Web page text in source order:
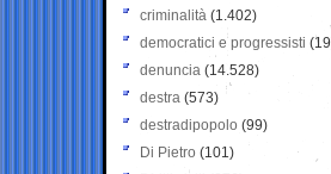
criminalità (1.402)
democratici e progressisti
denuncia (14.528)
destra (573)
destradipopolo (99)
Di Pietro (101)